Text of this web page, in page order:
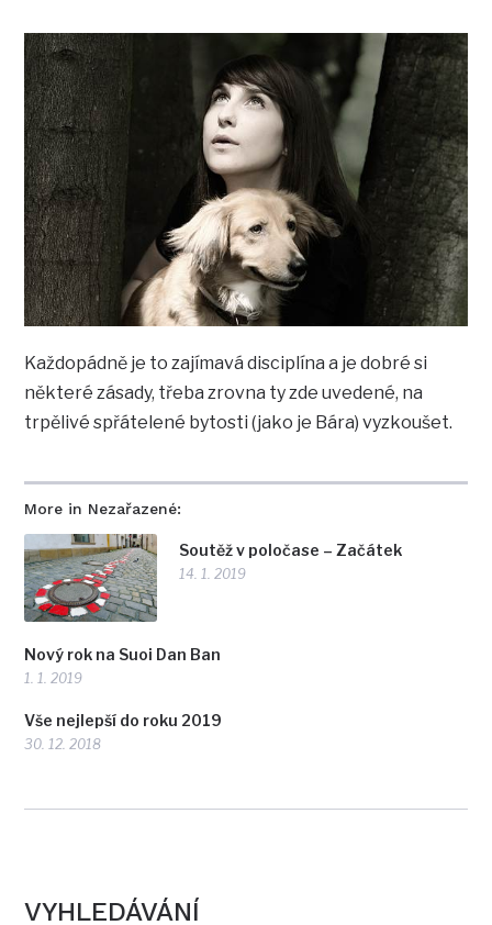
More in Nezařazené:
Soutěž v poločase – Začátek
14. 1. 2019
Nový rok na Suoi Dan Ban
1. 1. 2019
Vše nejlepší do roku 2019
30. 12. 2018
Každopádně je to zajímavá disciplína a je dobré si
některé zásady, třeba zrovna ty zde uvedené, na
trpělivé spřátelené bytosti (jako je Bára) vyzkoušet.
VYHLEDÁVÁNÍ